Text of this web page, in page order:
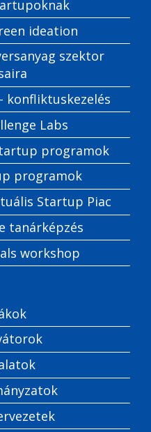
ideation
szektor
konfliktuskezelés
Labs
programok
programok
Startup Piac
tanárképzés
workshop